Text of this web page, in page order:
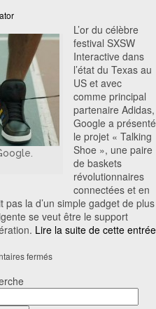
L’or du célèbre
festival SXSW
Interactive dans
l’état du Texas au
US et avec
comme principal
partenaire Adidas,
Google a présenté
le projet « Talking
Shoe », une paire
de baskets
révolutionnaires
connectées et en
pas la d’un simple gadget de plus
se veut être le support
Lire la suite de cette entrée
fermés